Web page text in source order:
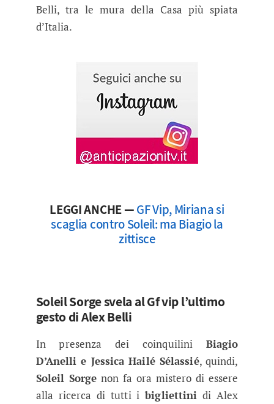
Belli, tra le mura della Casa più spiata
d’Italia.
LEGGI ANCHE —GF Vip, Miriana si
scaglia contro Soleil: ma Biagio la
zittisce
Soleil Sorge svela al Gf vip l’ultimo
gesto di Alex Belli
In presenza dei coinquilini Biagio
D’Anelli e Jessica Hailé Sélassié, quindi,
Soleil Sorge non fa ora mistero di essere
alla ricerca di tutti ibigliettini di Alex